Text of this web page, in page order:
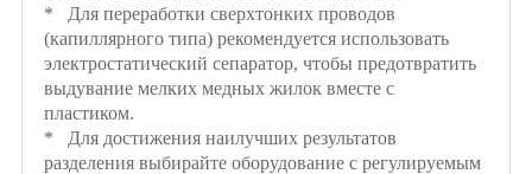
* Для переработки сверхтонких проводов
(капиллярного типа) рекомендуется использовать
электростатический сепаратор, чтобы предотвратить
выдувание мелких медных жилок вместе с
пластиком.
* Для достижения наилучших результатов
разделения выбирайте оборудование с регулируемым